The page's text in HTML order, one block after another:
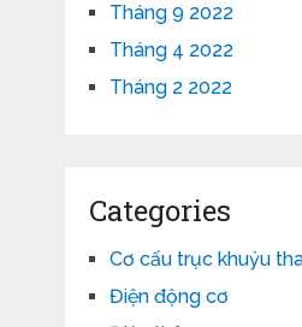
Tháng 9 2022
Tháng 4 2022
Tháng 2 2022
Categories
Cơ cấu trục khuỷu
Điện động cơ